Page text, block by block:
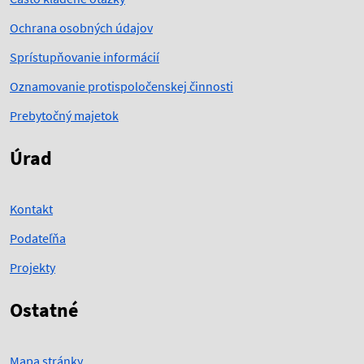
Ochrana osobných údajov
Sprístupňovanie informácií
Oznamovanie protispoločenskej činnosti
Prebytočný majetok
Úrad
Kontakt
Podateľňa
Projekty
Ostatné